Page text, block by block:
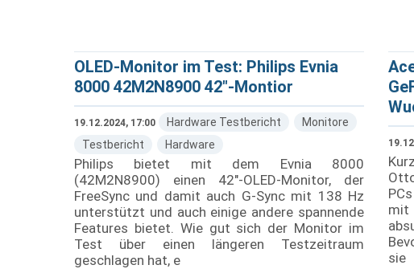
OLED-Monitor im Test: Philips Evnia
8000 42M2N8900 42"-Montior
19.12.2024, 17:00 Hardware Testbericht
Monitore
Testbericht
Hardware
Philips bietet mit dem Evnia 8000
(42M2N8900) einen 42"-OLED-Monitor, der
FreeSync und damit auch G-Sync mit 138 Hz
unterstützt und auch einige andere spannende
Features bietet. Wie gut sich der Monitor im
Test über einen längeren Testzeitraum
geschlagen hat, e
mit
sie